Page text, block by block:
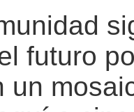
futuro
un